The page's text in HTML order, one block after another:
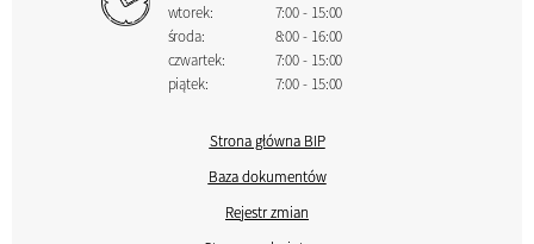
wtorek:
7:00 - 15:00
środa:
8:00 - 16:00
czwartek:
7:00 - 15:00
piątek:
7:00 - 15:00
Strona główna BIP
Baza dokumentów
Rejestr zmian